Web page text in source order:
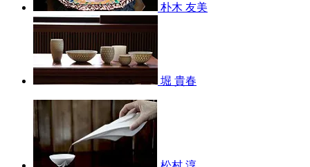
朴木 友美
堀 貴春